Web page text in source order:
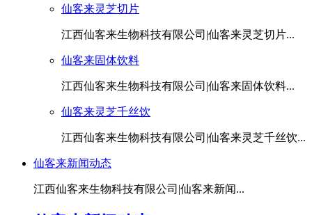
仙客来灵芝切片
江西仙客来生物科技有限公司|仙客来灵芝切片...
仙客来固体饮料
江西仙客来生物科技有限公司|仙客来固体饮料...
仙客来灵芝千丝饮
江西仙客来生物科技有限公司|仙客来灵芝千丝饮...
仙客来新闻动态
江西仙客来生物科技有限公司|仙客来新闻...